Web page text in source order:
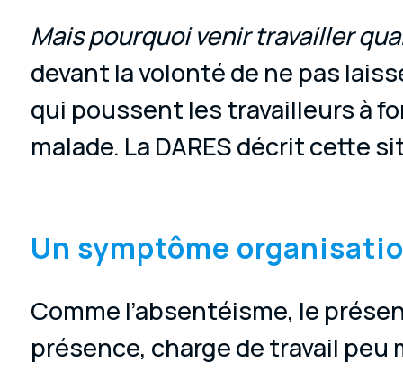
Mais pourquoi venir travailler
devant la volonté de ne pas
qui poussent les travailleurs à
malade. La DARES décrit cette
Un symptôme
Comme l’absentéisme, le
présence, charge de travail